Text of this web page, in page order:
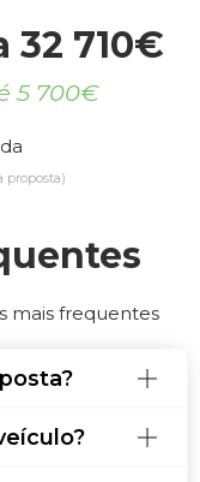
32 710€
5 700€
proposta)
mais frequentes